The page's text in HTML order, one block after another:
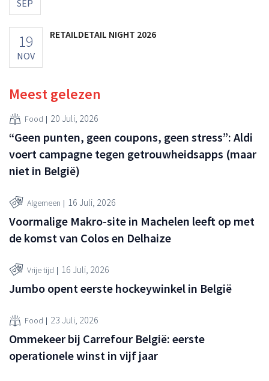
SEP
19
NOV
RETAILDETAIL NIGHT 2026
Meest gelezen
Food 20 Juli, 2026
“Geen punten, geen coupons, geen stress”: Aldi
voert campagne tegen getrouwheidsapps (maar
niet in België)
Algemeen 16 Juli, 2026
Voormalige Makro-site in Machelen leeft op met
de komst van Colos en Delhaize
Vrije tijd 16 Juli, 2026
Jumbo opent eerste hockeywinkel in België
Food 23 Juli, 2026
Ommekeer bij Carrefour België: eerste
operationele winst in vijf jaar